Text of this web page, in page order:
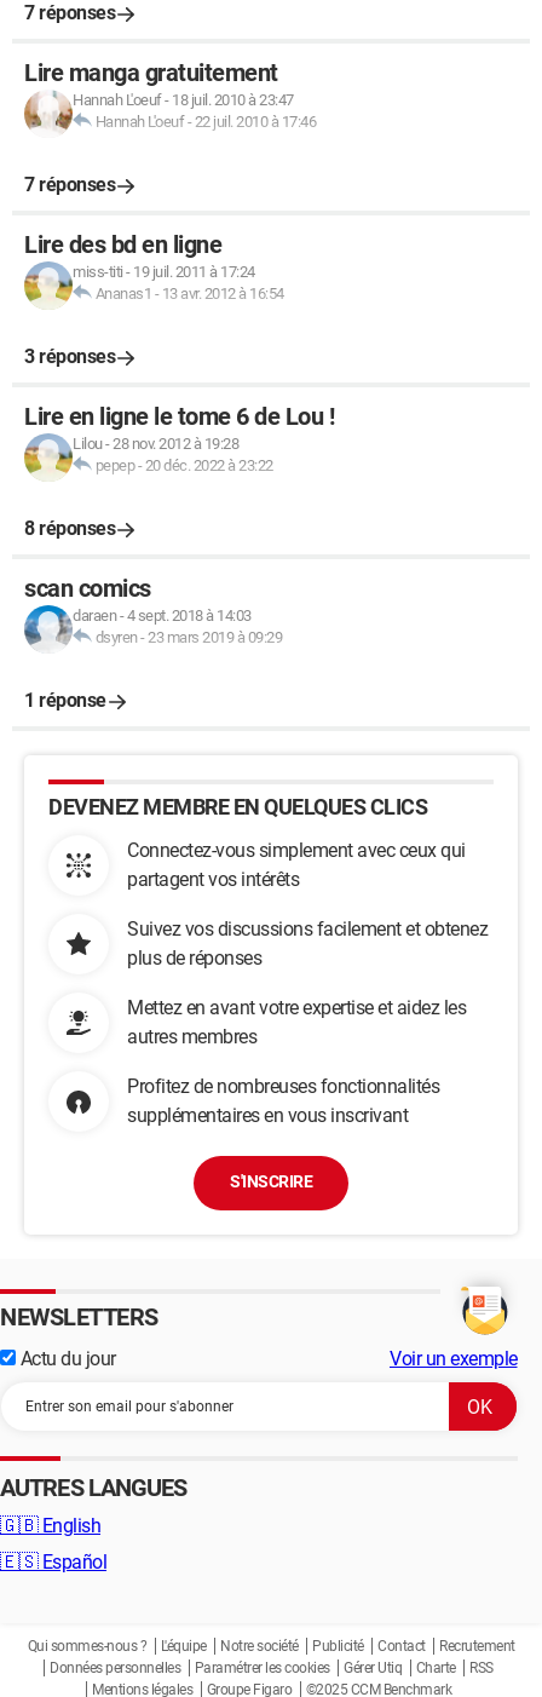
7 réponses
Lire manga gratuitement
Hannah L'oeuf- 18 juil. 2010 à 23:47
Hannah L'oeuf-22 juil. 2010 à 17:46
7 réponses
Lire des bd en ligne
miss-titi - 19 juil. 2011 à 17:24
Ananas1 - 13 avr. 2012 à 16:54
3 réponses
Lire en ligne le tome 6 de Lou !
Lilou-28 nov. 2012 à 19:28
pepep-20 déc. 2022 à 23:22
8 réponses
scan comics
daraen-4 sept. 2018 à 14:03
dsyren-23 mars 2019 à 09:29
1 réponse
DEVENEZ MEMBRE EN QUELQUES CLICS
Connectez-vous simplement avec ceux qui
partagent vos intérêts
Suivez vos discussions facilement et obtenez
plus de réponses
Mettez en avant votre expertise et aidez les
autres membres
Profitez de nombreuses fonctionnalités
supplémentaires en vous inscrivant
S'INSCRIRE
NEWSLETTERS
Actu du jour Voir un exemple
AUTRES LANGUES
🇬🇧 English
🇪🇸 Español
Qui sommes-nous ? L'équipe Notre société Publicité Contact
Recrutement
Données personnelles
Paramétrer les cookies Gérer Utiq Charte
RSS
Mentions légales
Groupe Figaro ©2025 CCM Benchmark